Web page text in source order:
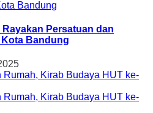
Persatuan dan
Bandung